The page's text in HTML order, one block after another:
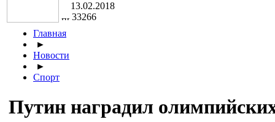
13.02.2018
33266
Главная
►
Новости
►
Спорт
Путин наградил